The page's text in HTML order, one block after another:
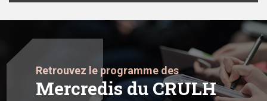
Retrouvez le programme des
Mercredis du CRULH